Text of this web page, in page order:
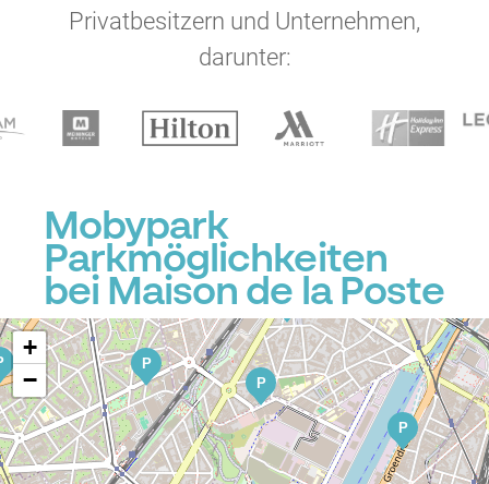
Privatbesitzern und Unternehmen,
darunter:
Mobypark
Parkmöglichkeiten
bei Maison de la Poste
P
P
P
P
+
−